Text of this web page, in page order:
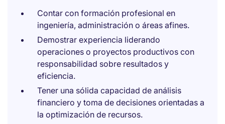
Contar con formación profesional en
ingeniería, administración o áreas afines.
Demostrar experiencia liderando
operaciones o proyectos productivos con
responsabilidad sobre resultados y
eficiencia.
Tener una sólida capacidad de análisis
financiero y toma de decisiones orientadas a
la optimización de recursos.